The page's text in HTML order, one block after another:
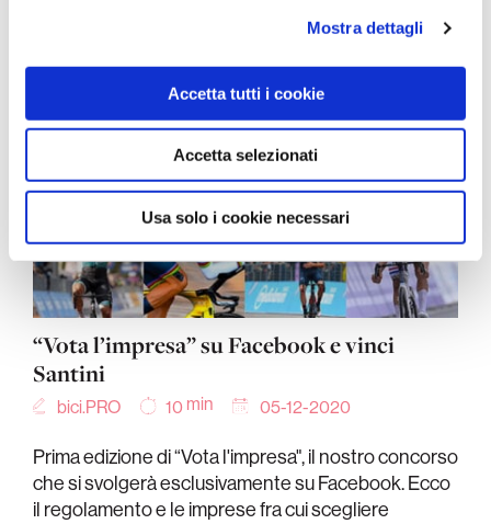
analizzare il nostro traffico. Condividiamo inoltre
nostri partner che si occupano di analisi dei dati web,
pubblicità e social media, i quali potrebbero combinarle
con altre informazioni che ha fornito loro o che hanno
raccolto dal suo utilizzo dei loro servizi.
Mostra dettagli
Accetta tutti i cookie
Accetta selezionati
Usa solo i cookie necessari
“Vota l’impresa” su Facebook e vinci
Santini
bici.PRO 10 min 05-12-2020
Prima edizione di “Vota l'impresa", il nostro concorso
che si svolgerà esclusivamente su Facebook. Ecco
il regolamento e le imprese fra cui scegliere